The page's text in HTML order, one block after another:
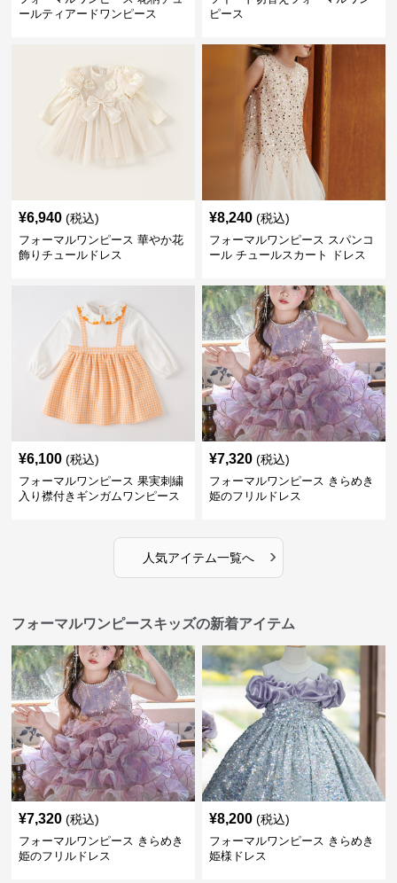
ールティアードワンピース
ピース
¥6,940 (税込)
フォーマルワンピース 華やか花
飾りチュールドレス
¥8,240 (税込)
フォーマルワンピース スパンコ
ール チュールスカート ドレス
¥6,100 (税込)
フォーマルワンピース 果実刺繍
入り襟付きギンガムワンピース
¥7,320 (税込)
フォーマルワンピース きらめき
姫のフリルドレス
人気アイテム一覧へ ›
フォーマルワンピースキッズの新着アイテム
¥7,320 (税込)
フォーマルワンピース きらめき
姫のフリルドレス
¥8,200 (税込)
フォーマルワンピース きらめき
姫様ドレス